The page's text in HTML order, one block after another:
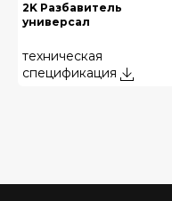
2K Разбавитель
универсал
техническая
спецификация